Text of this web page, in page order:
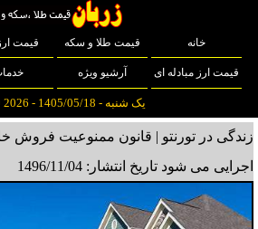
خانه قیمت طلا و سکه قیمت
قیمت ارز مبادله ای آرشیو ویژه
یک شنبه - 1405/05/18 - Aug 09 2026
زندگی در تورنتو | قانون ممنوعیت فروش
اجرایی می شود تاریخ انتشار: 1496/11/04